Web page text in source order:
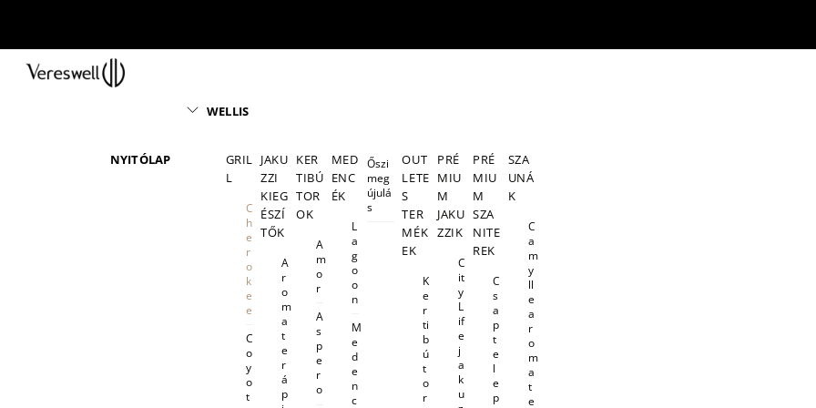
content
NYITÓLAP
WELLIS
GRIL
L
C
h
e
r
o
k
e
e
C
o
y
o
t
JAKU
ZZI
KIEG
ÉSZÍ
TŐK
A
r
o
m
a
t
e
r
á
p
KER
TIBÚ
TOR
OK
A
m
o
r
A
s
p
e
r
o
MED
ENC
ÉK
L
a
g
o
o
n
M
e
d
e
n
c
Őszi
meg
újulá
s
OUT
LETE
S
TER
MÉK
EK
K
e
r
ti
b
ú
t
o
r
PRÉ
MIU
M
JAKU
ZZIK
C
it
y
L
if
e
j
a
k
u
PRÉ
MIU
M
SZA
NITE
REK
C
s
a
p
t
e
l
e
p
SZA
UNÁ
K
C
a
m
y
ll
e
a
r
o
m
a
t
e